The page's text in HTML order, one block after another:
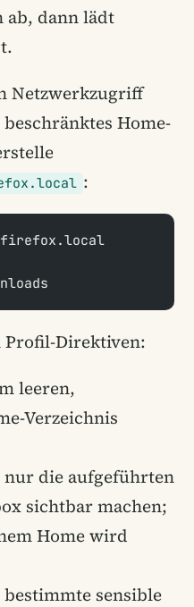
ab, dann lädt
Netzwerkzugriff
Home-
:
Direktiven:
leeren,
Verzeichnis
nur die aufgeführten
sichtbar machen;
Home wird
bestimmte sensible